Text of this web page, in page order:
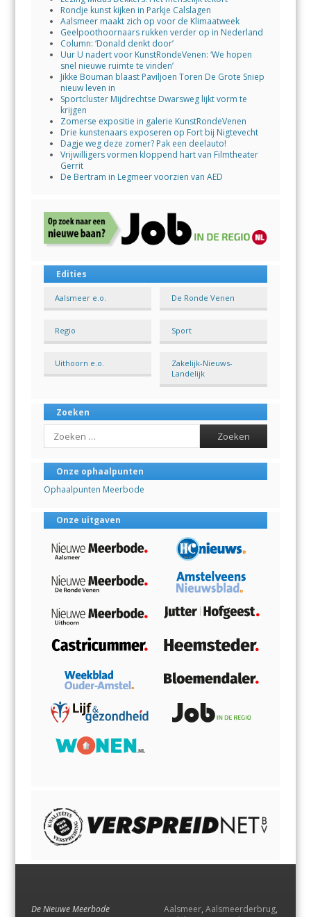
Rondje kunst kijken in Parkje Calslagen
Aalsmeer maakt zich op voor de Klimaatweek
Geelpoothoornaars rukken verder op in Nederland
Column: ‘Donald denkt door’
Uur U nadert voor KunstRondeVenen: ‘We hopen
snel nieuwe ruimte te vinden’
Jikke Bouman blaast Paviljoen Toren De Grote Sniep
nieuw leven in
Sportcluster Mijdrechtse Dwarsweg lijkt vorm te
krijgen
Zomerse expositie in galerie KunstRondeVenen
Drie kunstenaars exposeren op Fort bij Nigtevecht
Dagje weg deze zomer? Pak een deelauto!
Vrijwilligers vormen kloppend hart van Filmtheater
Gerrit
De Bertram in Legmeer voorzien van AED
Edities
Aalsmeer e.o. De Ronde Venen
Regio Sport
Uithoorn e.o.
Zakelijk-Nieuws-
Landelijk
Zoeken
Search
Onze ophaalpunten
Ophaalpunten Meerbode
Onze uitgaven
De Nieuwe Meerbode
Aalsmeer, Aalsmeerderbrug,